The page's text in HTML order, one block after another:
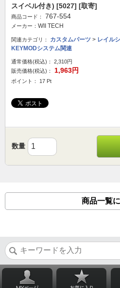
スイベル付き) [5027] [取寄]
商品コード： 767-554
メーカー： WII TECH
関連カテゴリ： カスタムパーツ > レイル
KEYMODシステム関連
通常価格(税込)：
2,310円
販売価格(税込)：
1,963円
ポイント： 17 Pt
数量
商品一覧